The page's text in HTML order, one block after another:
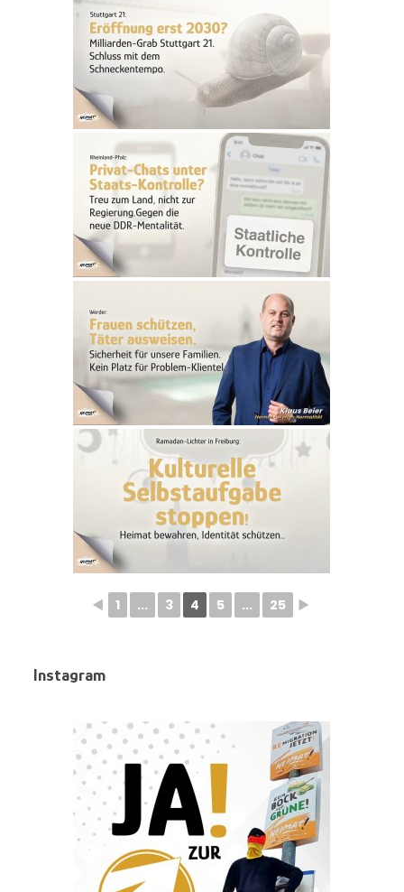
◄ 1 ... 3 4 5 ... 25 ►
Instagram